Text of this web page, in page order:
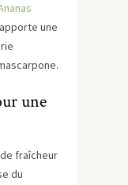
une
une
fraîcheur
du